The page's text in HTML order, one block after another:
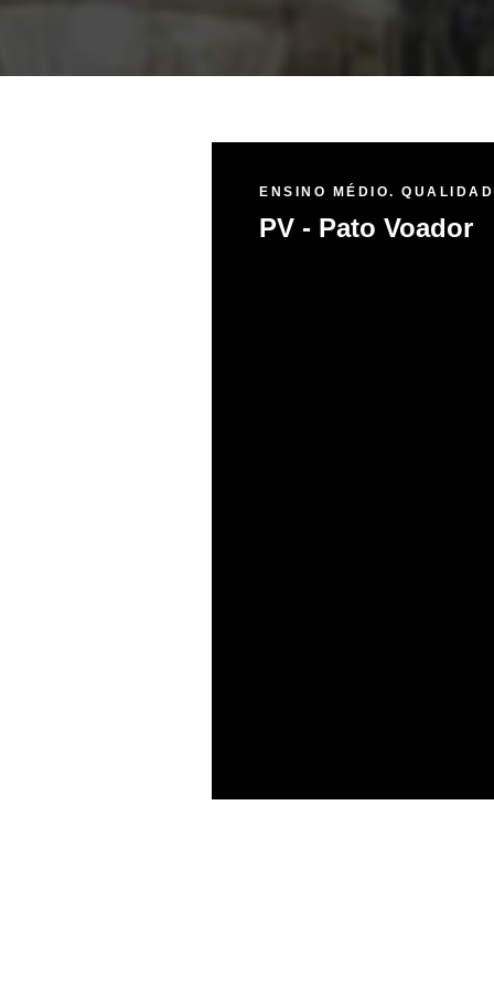
ENSINO MÉDIO.
PV - Pato Voador